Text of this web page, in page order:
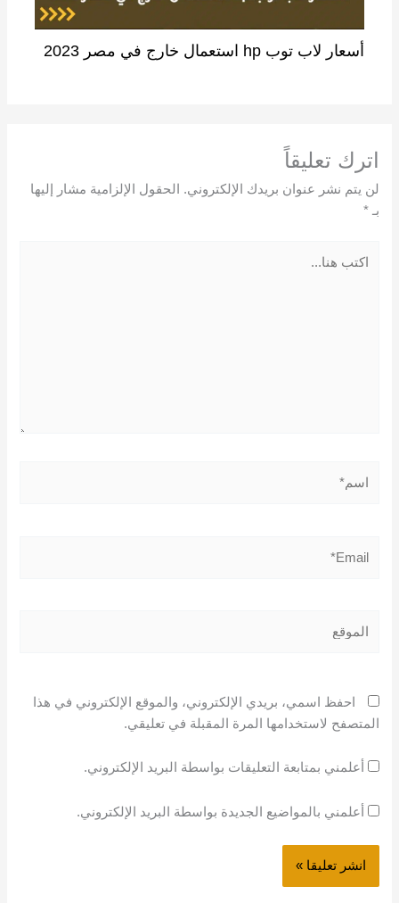
أسعار لاب توب hp استعمال خارج في مصر 2023
اترك تعليقاً
لن يتم نشر عنوان بريدك الإلكتروني.
الحقول الإلزامية مشار إليها
بـ*
احفظ اسمي، بريدي الإلكتروني، والموقع الإلكتروني في هذا
المتصفح لاستخدامها المرة المقبلة في تعليقي.
أعلمني بمتابعة التعليقات بواسطة البريد الإلكتروني.
أعلمني بالمواضيع الجديدة بواسطة البريد الإلكتروني.